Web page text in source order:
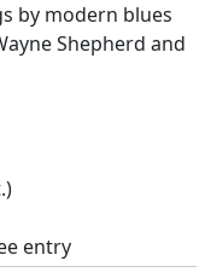
by modern blues
Shepherd and
entry